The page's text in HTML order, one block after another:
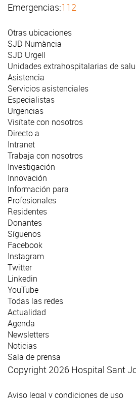
Emergencias:112
Otras ubicaciones
SJD Numància
SJD Urgell
Unidades extrahospitalarias de
Asistencia
Servicios asistenciales
Especialistas
Urgencias
Visítate con nosotros
Directo a
Intranet
Trabaja con nosotros
Investigación
Innovación
Información para
Profesionales
Residentes
Donantes
Síguenos
Facebook
Instagram
Twitter
Linkedin
YouTube
Todas las redes
Actualidad
Agenda
Newsletters
Noticias
Sala de prensa
Copyright 2026 Hospital Sant
Aviso legal y condiciones de uso